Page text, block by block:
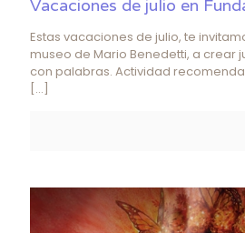
Vacaciones de julio en
Estas vacaciones de julio, te
museo de Mario Benedetti, a crear
con palabras. Actividad
[…]